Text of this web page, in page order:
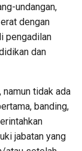
undangan,
dengan
pengadilan
dan
tidak ada
banding,
jabatan yang